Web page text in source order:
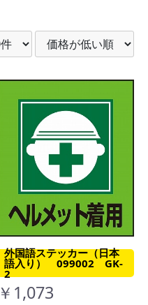
外国語ステッカー（日本
語入り） 099002 GK-
2
￥1,073